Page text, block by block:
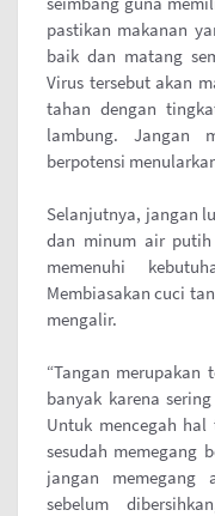
pastikan makanan
baik dan matang
Virus tersebut akan
tahan dengan
lambung. Jangan
berpotensi
Selanjutnya, jangan
dan minum air
memenuhi
Membiasakan cuci
mengalir.
“Tangan
banyak karena
Untuk mencegah hal
sesudah memegang
jangan memegang
sebelum